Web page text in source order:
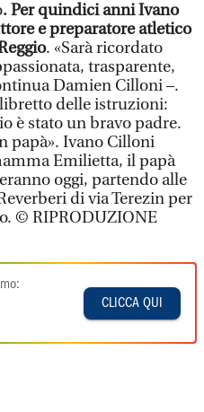
. Per quindici anni Ivano
e preparatore atletico
. «Sarà ricordato
trasparente,
Damien Cilloni –.
delle istruzioni:
è stato un bravo padre.
papà». Ivano Cilloni
Emilietta, il papà
oggi, partendo alle
di via Terezin per
© RIPRODUZIONE
CLICCA QUI